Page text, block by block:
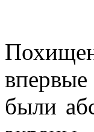
впервые
были